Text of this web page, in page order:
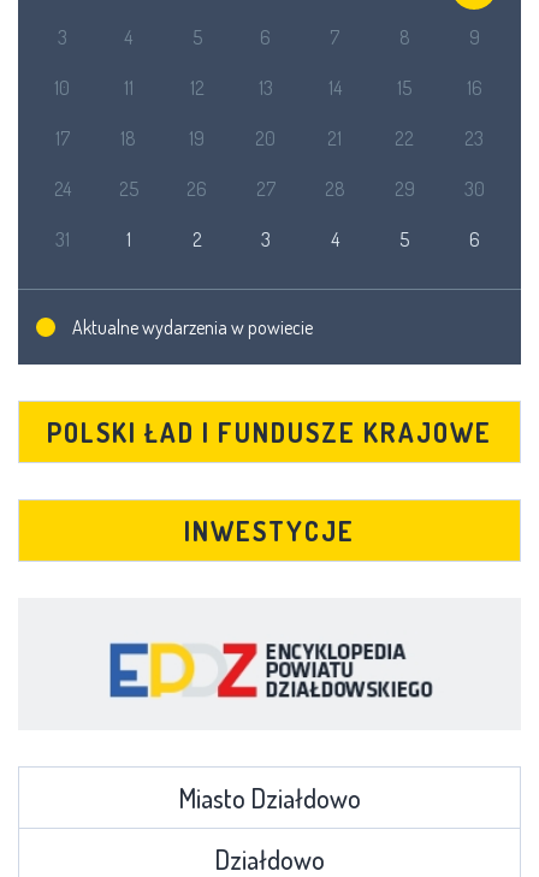
3 4 5 6 7 8 9
10 11 12 13 14 15 16
17 18 19 20 21 22 23
24 25 26 27 28 29 30
31 1 2 3 4 5 6
Aktualne wydarzenia w powiecie
POLSKI ŁAD I FUNDUSZE KRAJOWE
INWESTYCJE
Miasto Działdowo
Działdowo